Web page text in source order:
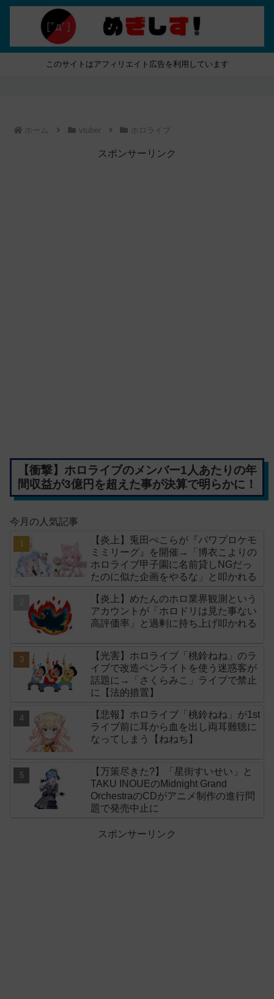
このサイトはアフィリエイト広告を利用しています
ホーム vtuber ホロライブ
スポンサーリンク
【衝撃】ホロライブのメンバー1人あたりの年
間収益が3億円を超えた事が決算で明らかに！
今月の人気記事
【炎上】兎田ぺこらが『パワプロケモ
ミミリーグ』を開催→「博衣こよりの
ホロライブ甲子園に名前貸しNGだっ
たのに似た企画をやるな」と叩かれる
【炎上】めたんのホロ業界観測という
アカウントが「ホロドリは見た事ない
高評価率」と過剰に持ち上げ叩かれる
【光害】ホロライブ「桃鈴ねね」のラ
イブで改造ペンライトを使う迷惑客が
話題に→「さくらみこ」ライブで禁止
に【法的措置】
【悲報】ホロライブ「桃鈴ねね」が1st
ライブ前に耳から血を出し両耳難聴に
なってしまう【ねねち】
【万策尽きた?】「星街すいせい」と
TAKU INOUEのMidnight Grand
OrchestraのCDがアニメ制作の進行問
題で発売中止に
スポンサーリンク